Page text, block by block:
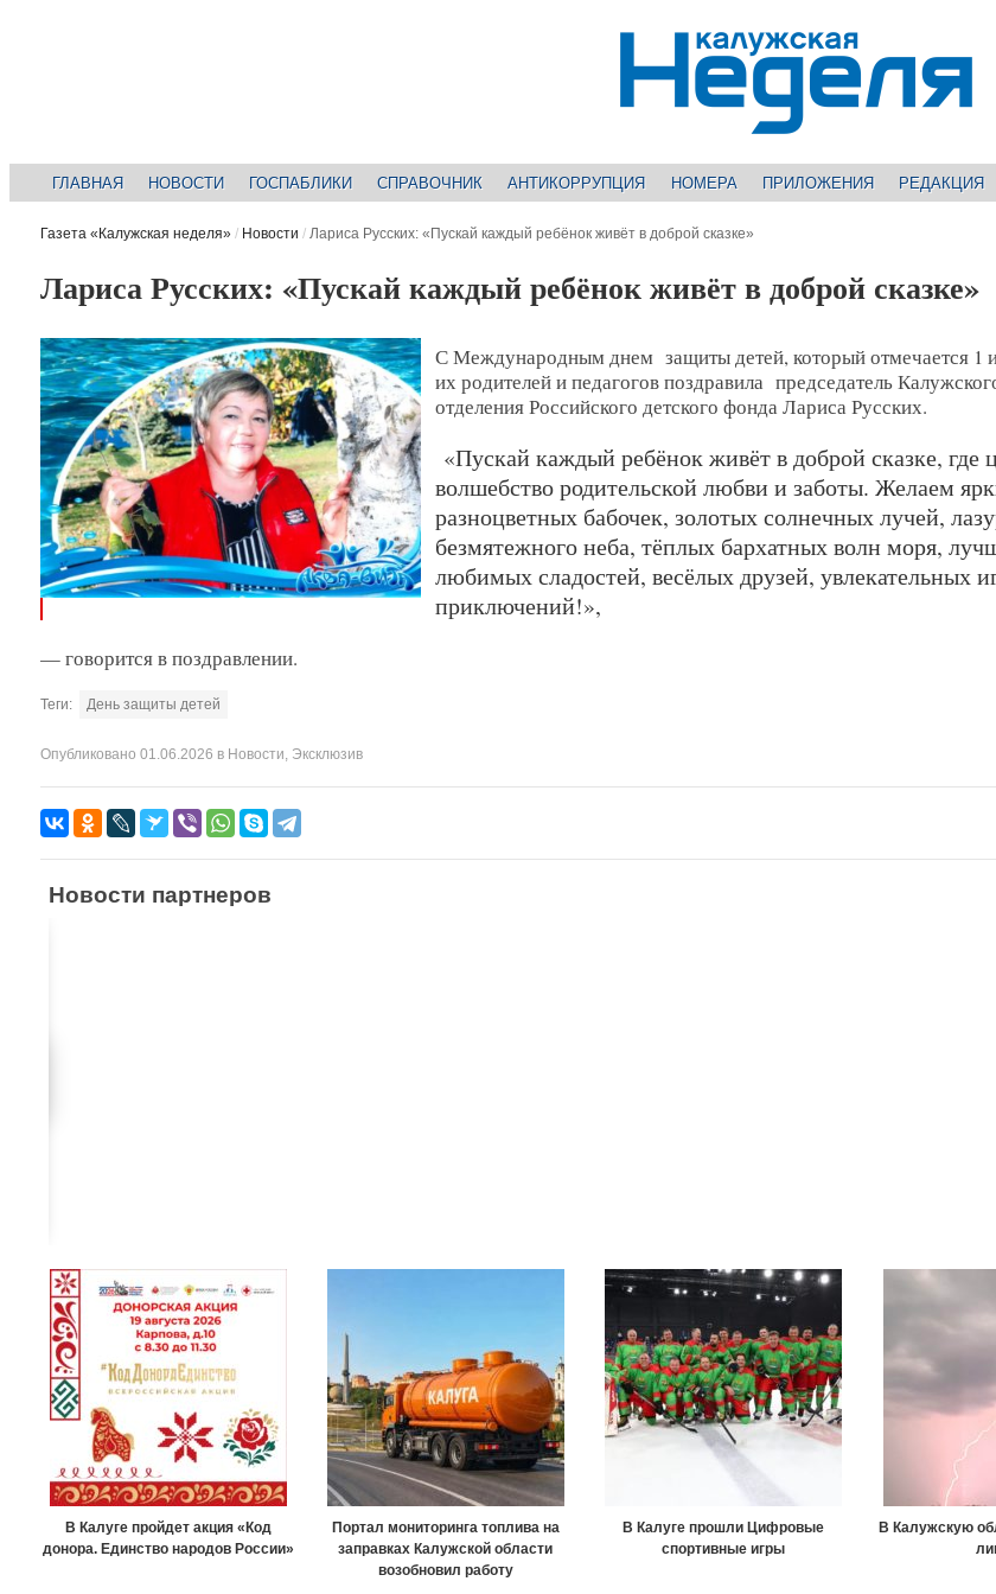
ГЛАВНАЯ НОВОСТИ ГОСПАБЛИКИ СПРАВОЧНИК АНТИКОРРУПЦИЯ НОМЕРА ПРИЛОЖЕНИЯ РЕДАКЦИЯ
Газета «Калужская неделя» / Новости / Лариса Русских: «Пускай каждый ребёнок живёт в доброй сказке»
Лариса Русских: «Пускай каждый ребёнок живёт в доброй сказке»
С Международным днем защиты детей, который отмечается 1
их родителей и педагогов поздравила председатель
отделения Российского детского фонда Лариса Русских.
«Пускай каждый ребёнок живёт в доброй сказке, где
волшебство родительской любви и заботы. Желаем
разноцветных бабочек, золотых солнечных лучей,
безмятежного неба, тёплых бархатных волн моря,
любимых сладостей, весёлых друзей, увлекательных
приключений!»,
— говорится в поздравлении.
Теги: День защиты детей
Опубликовано 01.06.2026 в Новости Эксклюзив
Новости партнеров
В Калуге пройдет акция «Код
донора. Единство народов России»
Портал мониторинга топлива на
заправках Калужской области
возобновил работу
В Калуге прошли Цифровые
спортивные игры
В Калужскую